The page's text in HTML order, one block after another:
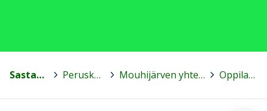
Sastamala > Peruskoulut > Mouhijärven yhteiskoulu > Oppilaalle